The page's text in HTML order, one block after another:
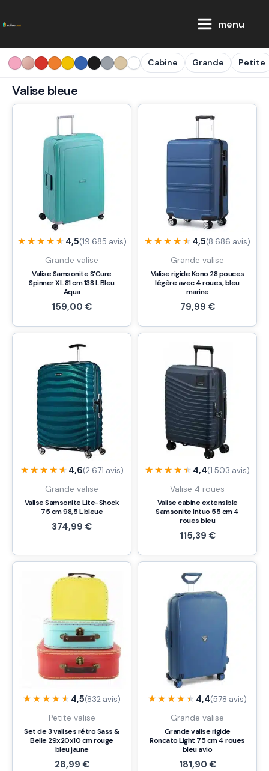
au
menu
Cabine Grande Petite
Valise bleue
★★★★★
★★★★★ 4,5(19 685 avis)
Grande valise
Valise Samsonite S’Cure
Spinner XL 81 cm 138 L Bleu
Aqua
159,00€
★★★★★
★★★★★ 4,5(8 686 avis)
Grande valise
Valise rigide Kono 28 pouces
légère avec 4 roues, bleu
marine
79,99€
★★★★★
★★★★★ 4,6(2 671 avis)
Grande valise
Valise Samsonite Lite-Shock
75 cm 98,5 L bleue
374,99€
★★★★★
★★★★★ 4,4(1 503 avis)
Valise 4 roues
Valise cabine extensible
Samsonite Intuo 55 cm 4
roues bleu
115,39€
★★★★★
★★★★★ 4,5(832 avis)
Petite valise
Set de 3 valises rétro Sass &
Belle 29x20x10 cm rouge
bleu jaune
28,99€
★★★★★
★★★★★ 4,4(578 avis)
Grande valise
Grande valise rigide
Roncato Light 75 cm 4 roues
bleu avio
181,90€